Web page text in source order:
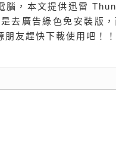
腦，本文提供迅雷
去廣告綠色免安裝版
友趕快下載使用吧！！